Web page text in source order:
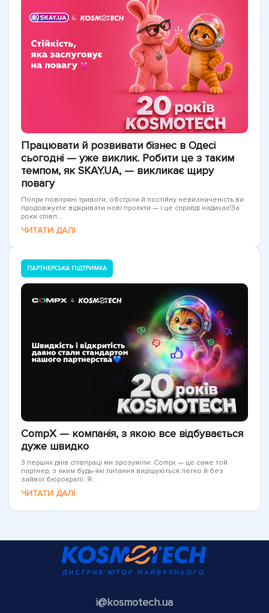
Працювати й розвивати бізнес в Одесі
сьогодні — уже виклик. Робити це з таким
темпом, як SKAY.UA, — викликає щиру
повагу
Попри повітряні тривоги, обстріли й постійну невизначеність ви
продовжуєте відкривати нові проєкти — і це справді надихає!За
роки співп...
ЧИТАТИ ДАЛІ
ПАРТНЕРСЬКА ПІДТРИМКА
CompX — компанія, з якою все відбувається
дуже швидко
З перших днів співпраці ми зрозуміли: Compx — це саме той
партнер, з яким будь-які питання вирішуються легко й без
зайвої бюрократії. Я...
ЧИТАТИ ДАЛІ
i@kosmotech.ua